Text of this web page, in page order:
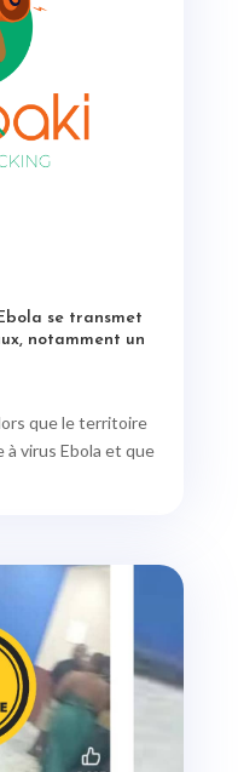
se transmet
notamment un
que le territoire
à virus Ebola et que